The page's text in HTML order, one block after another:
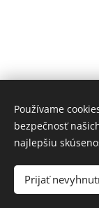
Používame
bezpečnosť
najlepšiu
Prijať